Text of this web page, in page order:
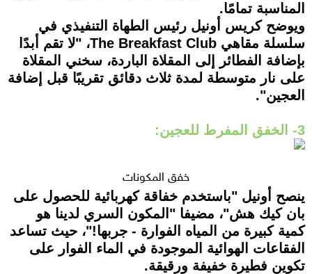
المناسبة تمامًا.
ويوضح كريس أونيل رئيس الطهاة التنفيذي في
سلسلة مقاهي The Breakfast Club، "لا تقم أبدًا
بإضافة الفطائر إلى المقلاة الباردة، سخني المقلاة
على نار متوسطة لمدة ثلاث دقائق تقريبًا قبل إضافة
العجين".
3- الخفق المفرط للعجين:
خفق المكونات
ينصح أونيل "باستخدم خفاقة كهربائية للحصول على
بان كيك هش"، مضيفا "المكون السري لدينا هو
كمية كبيرة من المياه الفوارة - جربها!"، حيث تساعد
الفقاعات الهوائية الموجودة في الماء الفوار على
تكوين فطيرة خفيفة ورقيقة.